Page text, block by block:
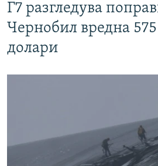
Г7 разгледува
Чернобил вредна
долари